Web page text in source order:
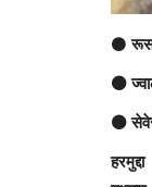
⚫रूस
⚫
⚫
हरमुद्दा